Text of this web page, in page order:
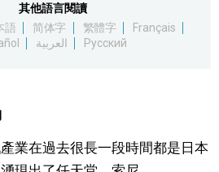
其他語言閱讀
語 简体字 繁體字
Français
العربية Русский
業在過去很長一段時間都是日本